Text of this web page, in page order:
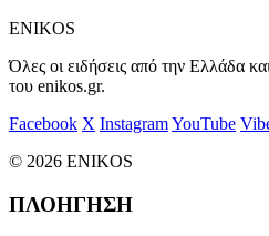
ENIKOS
Όλες οι ειδήσεις από την Ελλάδα
του enikos.gr.
Facebook X InstagramYouTube
© 2026 ENIKOS
ΠΛΟΗΓΗΣΗ